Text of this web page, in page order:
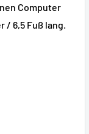
Computer
6,5 Fuß lang.